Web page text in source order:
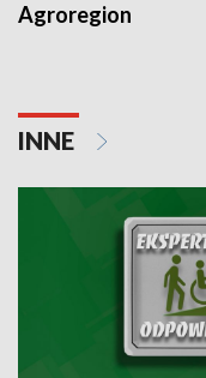
Agroregion
INNE